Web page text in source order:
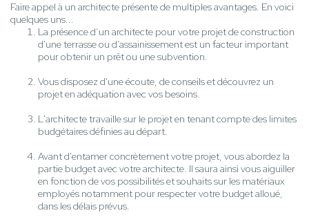
Faire appel à un architecte présente de multiples avantages. En voici
quelques uns...
La présence d’un architecte pour votre projet de construction
d'une terrasse ou d'assainissement est un facteur important
pour obtenir un prêt ou une subvention.
Vous disposez d'une écoute, de conseils et découvrez un
projet en adéquation avec vos besoins.
L'architecte travaille sur le projet en tenant compte des limites
budgétaires définies au départ.
Avant d'entamer concrètement votre projet, vous abordez la
partie budget avec votre architecte. Il saura ainsi vous aiguiller
en fonction de vos possibilités et souhaits sur les matériaux
employés notamment pour respecter votre budget alloué,
dans les délais prévus.